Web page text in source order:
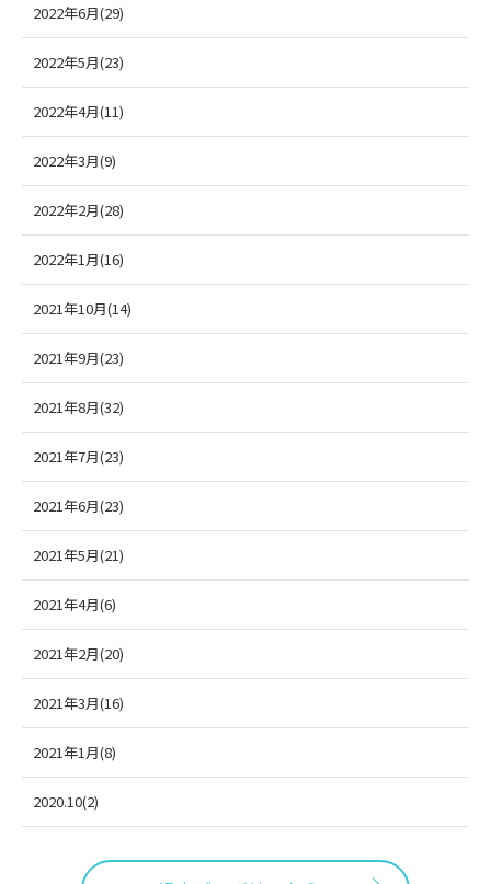
2022年6月(29)
2022年5月(23)
2022年4月(11)
2022年3月(9)
2022年2月(28)
2022年1月(16)
2021年10月(14)
2021年9月(23)
2021年8月(32)
2021年7月(23)
2021年6月(23)
2021年5月(21)
2021年4月(6)
2021年2月(20)
2021年3月(16)
2021年1月(8)
2020.10(2)